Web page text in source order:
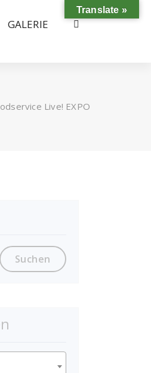
GALERIE
Live! EXPO
Translate »